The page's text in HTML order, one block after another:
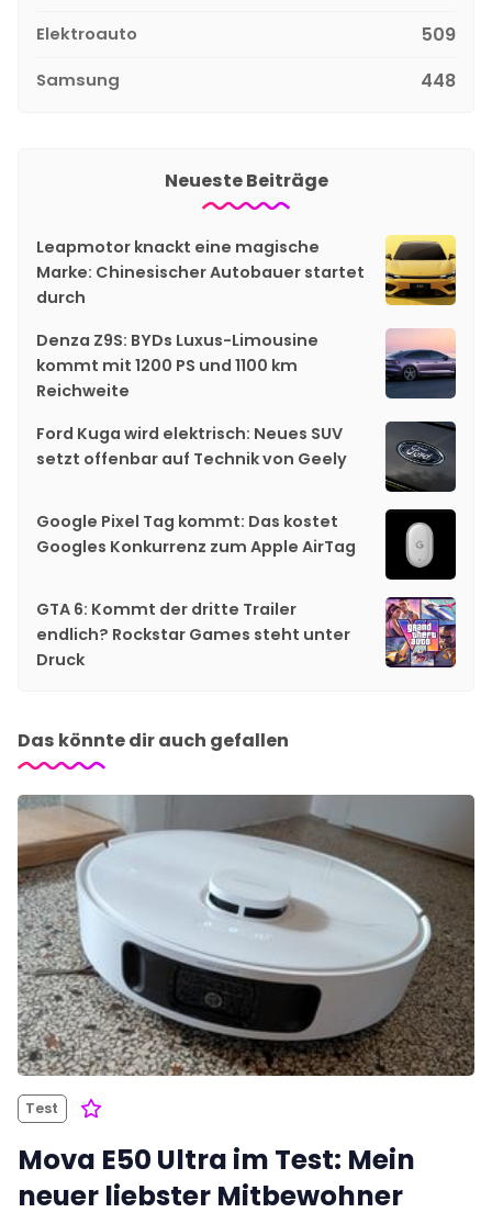
Elektroauto 509
Samsung 448
Neueste Beiträge
Leapmotor knackt eine magische
Marke: Chinesischer Autobauer startet
durch
Denza Z9S: BYDs Luxus-Limousine
kommt mit 1200 PS und 1100 km
Reichweite
Ford Kuga wird elektrisch: Neues SUV
setzt offenbar auf Technik von Geely
Google Pixel Tag kommt: Das kostet
Googles Konkurrenz zum Apple AirTag
GTA 6: Kommt der dritte Trailer
endlich? Rockstar Games steht unter
Druck
Das könnte dir auch gefallen
Test
Mova E50 Ultra im Test: Mein
neuer liebster Mitbewohner